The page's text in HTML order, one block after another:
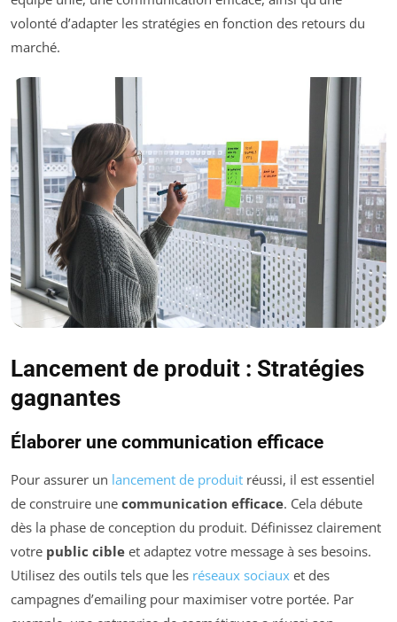
volonté d’adapter les stratégies en fonction des retours du
marché.
Lancement de produit : Stratégies
gagnantes
Élaborer une communication efficace
Pour assurer un lancement de produit réussi, il est essentiel
de construire une communication efficace. Cela débute
dès la phase de conception du produit. Définissez clairement
votre public cible et adaptez votre message à ses besoins.
Utilisez des outils tels que les réseaux sociaux et des
campagnes d’emailing pour maximiser votre portée. Par